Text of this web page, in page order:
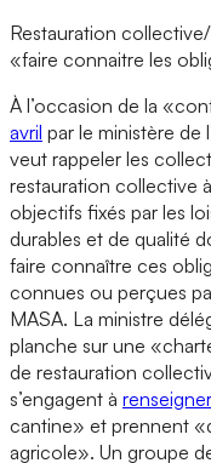
Restauration
«faire connaitre les
À l’occasion de la
avril par le ministère de
veut rappeler les
restauration collective
objectifs fixés par les
durables et de qualité
faire connaître ces
connues ou perçues
MASA. La ministre
planche sur une
de restauration
s’engagent à
cantine» et prennent
agricole». Un groupe